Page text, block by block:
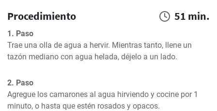
Procedimiento 51 min.
1. Paso
Trae una olla de agua a hervir. Mientras tanto, llene un
tazón mediano con agua helada, déjelo a un lado.
2. Paso
Agregue los camarones al agua hirviendo y cocine por 1
minuto, o hasta que estén rosados y opacos.